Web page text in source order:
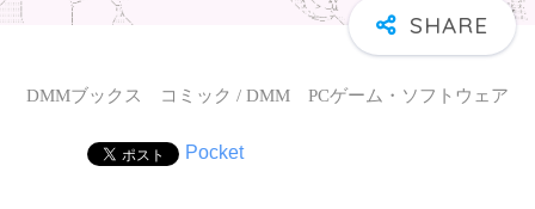
DMMブックス コミック / DMM PCゲーム・ソフトウェア
Pocket